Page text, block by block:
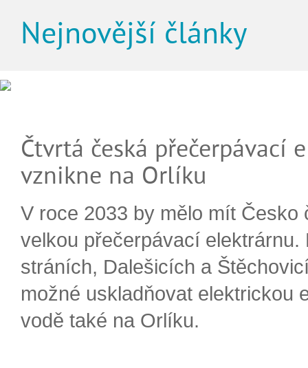
Nejnovější články
Čtvrtá česká přečerpávací
vznikne na Orlíku
V roce 2033 by mělo mít Česko
velkou přečerpávací elektrárnu.
stráních, Dalešicích a
možné uskladňovat elektrickou
vodě také na Orlíku.